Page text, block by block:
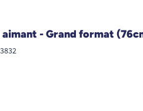
aimant - Grand format